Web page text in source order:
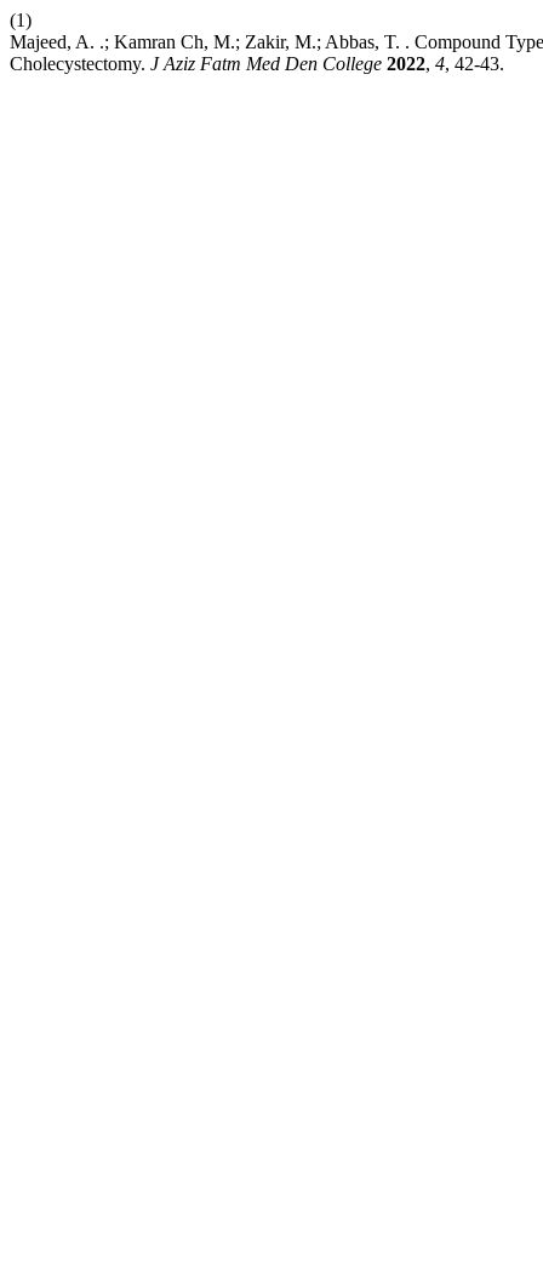
(1)
Majeed, A. .; Kamran Ch, M.; Zakir, M.; Abbas, T. . Compound
Cholecystectomy. J Aziz Fatm Med Den College 2022, 4, 42-43.